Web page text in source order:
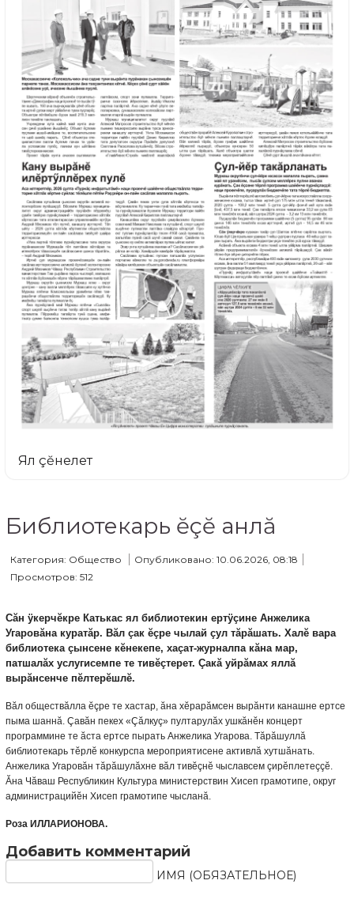
Ял çĕнелет
Библиотекарь ĕçĕ анлă
Категория: Общество
Опубликовано: 10.06.2026, 08:18
Просмотров: 512
Сăн ÿкерчĕкре Катькас ял библиотекин ертÿçине Анжелика
Угаровăна куратăр. Вăлçакĕçре чылай çул тăрăшать. Халĕ вара
библиотекаçынсене кĕнекепе, хаçат-журналпа кăна мар,
патшалăх услугисемпе те тивĕçтерет. Çакă уйрăмах яллă
вырăнсенче пĕлтерĕшлĕ.
Вăл обществăлла ĕçре те хастар, ăна хĕрарăмсен вырăнти канашне ертсе
пыма шаннă. Çавăн пекех «Çăлкуç» пултарулăх ушкăнĕн концерт
программине те ăста ертсе пырать Анжелика Угарова. Тăрăшуллă
библиотекарь тĕрлĕ конкурспа мероприятисене активлă хутшăнать.
Анжелика Угаровăн тăрăшулăхне вăл тивĕçнĕ чыславсем çирĕплетеççĕ.
Ăна Чăваш Республикин Культура министерствин Хисеп грамотипе, округ
администрацийĕн Хисеп грамотипе чысланă.
Роза ИЛЛАРИОНОВА.
Добавить комментарий
ИМЯ (ОБЯЗАТЕЛЬНОЕ)